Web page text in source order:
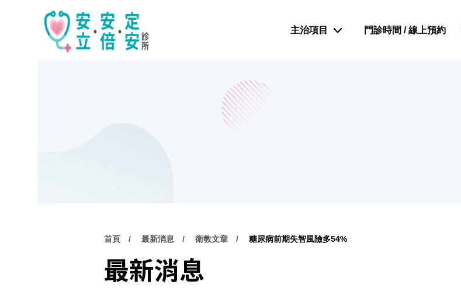
主治項目 門診時間 / 線上預約
首頁 最新消息 衛教文章 糖尿病前期失智風險多54%
最新消息